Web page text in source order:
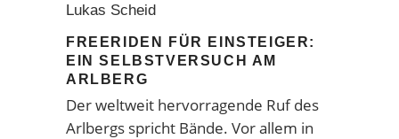
Lukas Scheid
FREERIDEN FÜR EINSTEIGER:
EIN SELBSTVERSUCH AM
ARLBERG
Der weltweit hervorragende Ruf des
Arlbergs spricht Bände. Vor allem in